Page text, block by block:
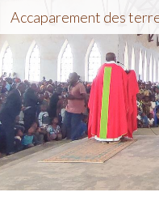
Accaparement des